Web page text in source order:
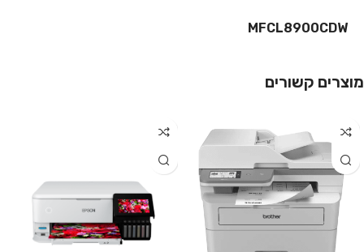
MFCL8900CDW
מוצרים קשורים